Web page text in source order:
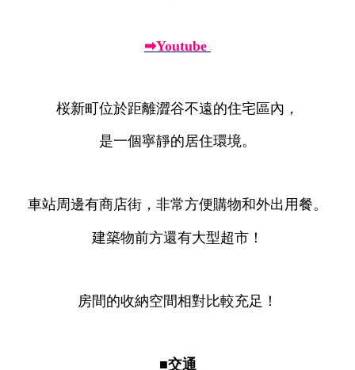
➡Youtube
桜新町位於距離澀谷不遠的住宅區內，
是一個寧靜的居住環境。
車站周邊有商店街，非常方便購物和外出用餐。
建築物前方還有大型超市！
房間的收納空間相對比較充足！
■交通